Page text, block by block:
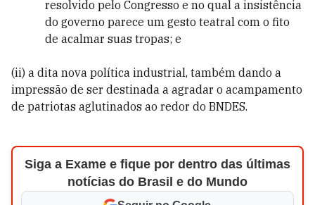
resolvido pelo Congresso e no qual a insistência
do governo parece um gesto teatral com o fito
de acalmar suas tropas; e
(ii) a dita nova política industrial, também dando a
impressão de ser destinada a agradar o acampamento
de patriotas aglutinados ao redor do BNDES.
Siga a Exame e fique por dentro das últimas
notícias do Brasil e do Mundo